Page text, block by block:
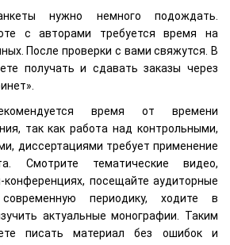
нужно немного подождать.
с авторами требуется время на
После проверки с вами свяжутся. В
получать и сдавать заказы через
время от времени
так как работа над контрольными,
диссертациями требует применение
Смотрите тематические видео,
конференциях, посещайте аудиторные
периодику, ходите в
актуальные монографии. Таким
писать материал без ошибок и